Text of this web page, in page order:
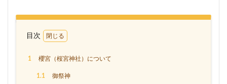
目次
1 櫻宮（桜宮神社）について
1.1 御祭神